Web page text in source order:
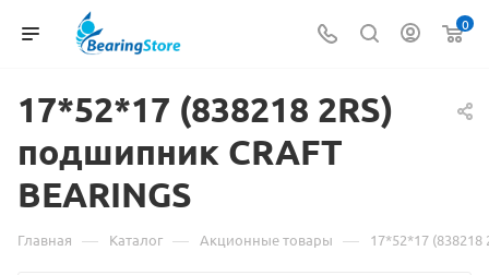
0
17*52*17 (Материал
о
17*52*17
838218 2RS)
подшипник CRAFT
BEARINGS
Главная — Каталог — Акционные товары — 17*52*17 (838218